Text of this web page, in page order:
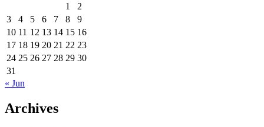
1
2
3
4 5 6 7 8
9
10 11 12 13 14 15 16
17 18 19 20 21 22 23
24 25 26 27 28 29 30
31
« Jun
Archives